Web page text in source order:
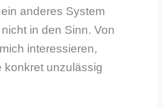
anderes System
in den Sinn. Von
interessieren,
konkret unzulässig